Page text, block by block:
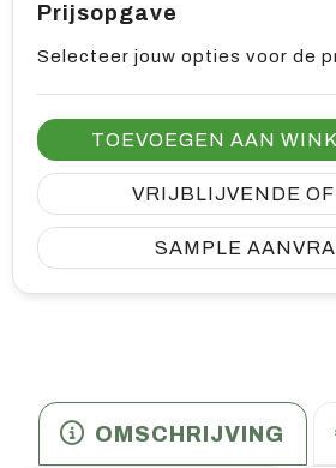
Prijsopgave
Selecteer jouw opties voor de
TOEVOEGEN AAN
VRIJBLIJVENDE
SAMPLE
OMSCHRIJVING